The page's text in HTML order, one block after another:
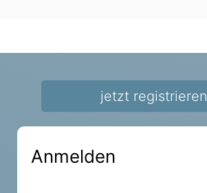
jetzt registrieren
Anmelden